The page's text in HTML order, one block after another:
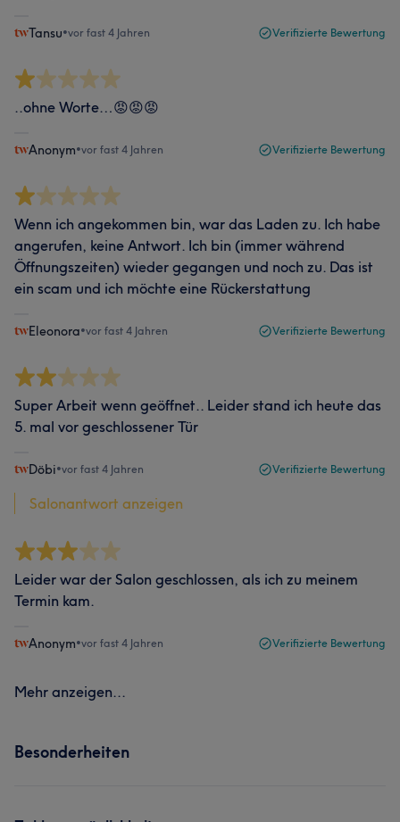
Tansu•vor fast 4 Jahren Verifizierte Bewertung
..ohne Worte…😡😡😡
Anonym•vor fast 4 Jahren Verifizierte Bewertung
Wenn ich angekommen bin, war das Laden zu. Ich habe
angerufen, keine Antwort. Ich bin (immer während
Öffnungszeiten) wieder gegangen und noch zu. Das ist
ein scam und ich möchte eine Rückerstattung
Eleonora•vor fast 4 Jahren Verifizierte Bewertung
Super Arbeit wenn geöffnet.. Leider stand ich heute das
5. mal vor geschlossener Tür
Döbi•vor fast 4 Jahren Verifizierte Bewertung
Salonantwort anzeigen
Leider war der Salon geschlossen, als ich zu meinem
Termin kam.
Anonym•vor fast 4 Jahren Verifizierte Bewertung
Mehr anzeigen...
Besonderheiten